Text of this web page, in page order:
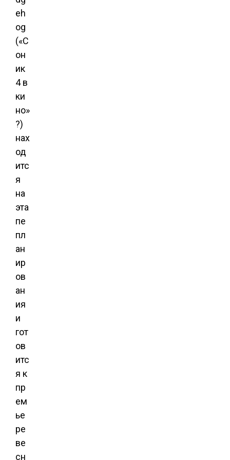
eh
og
(«С
он
ик
4 в
ки
но»
?)
нах
од
итс
я
на
эта
пе
пл
ан
ир
ов
ан
ия
и
гот
ов
итс
я к
пр
ем
ье
ре
ве
сн